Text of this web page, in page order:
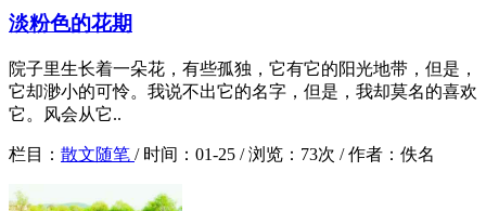
淡粉色的花期
院子里生长着一朵花，有些孤独，它有它的阳光地带，但是，
它却渺小的可怜。我说不出它的名字，但是，我却莫名的喜欢
它。风会从它..
栏目： 散文随笔 / 时间： 01-25 /浏览： 73次 /作者： 佚名